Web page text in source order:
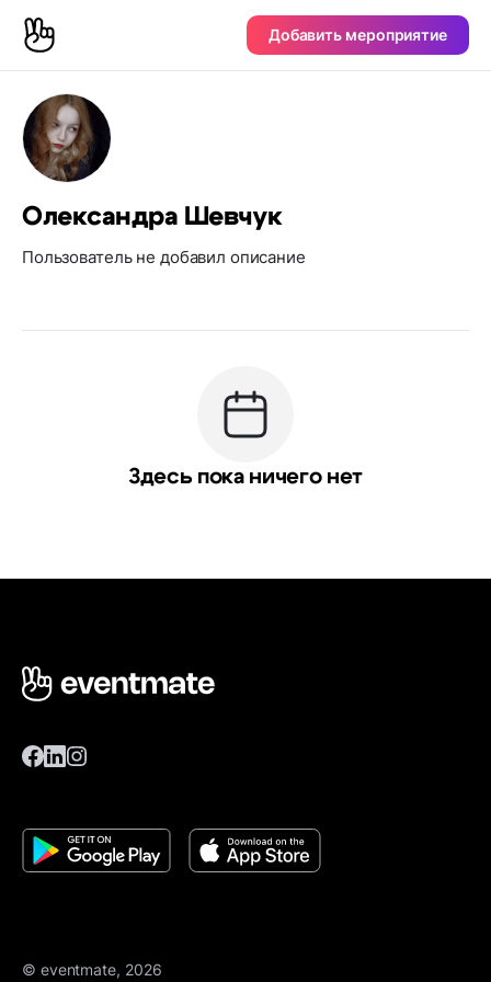
Добавить мероприятие
Олександра Шевчук
Пользователь не добавил описание
Здесь пока ничего нет
© eventmate, 2026